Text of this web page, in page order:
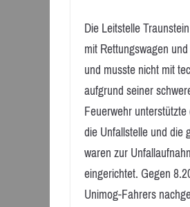
Die Leitstelle
mit Rettungswagen
und musste nicht mit
aufgrund seiner
Feuerwehr
die Unfallstelle und
waren zur
eingerichtet. Gegen
Unimog-Fahrers